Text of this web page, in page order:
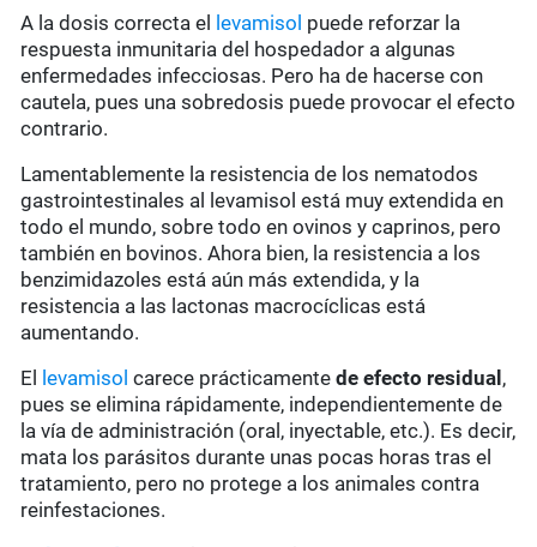
A la dosis correcta el levamisol puede reforzar la
respuesta inmunitaria del hospedador a algunas
enfermedades infecciosas. Pero ha de hacerse con
cautela, pues una sobredosis puede provocar el efecto
contrario.
Lamentablemente la resistencia de los nematodos
gastrointestinales al levamisol está muy extendida en
todo el mundo, sobre todo en ovinos y caprinos, pero
también en bovinos. Ahora bien, la resistencia a los
benzimidazoles está aún más extendida, y la
resistencia a las lactonas macrocíclicas está
aumentando.
El
levamisol carece prácticamente de efecto residual ,
pues se elimina rápidamente, independientemente de
la vía de administración (oral, inyectable, etc.). Es decir,
mata los parásitos durante unas pocas horas tras el
tratamiento, pero no protege a los animales contra
reinfestaciones.